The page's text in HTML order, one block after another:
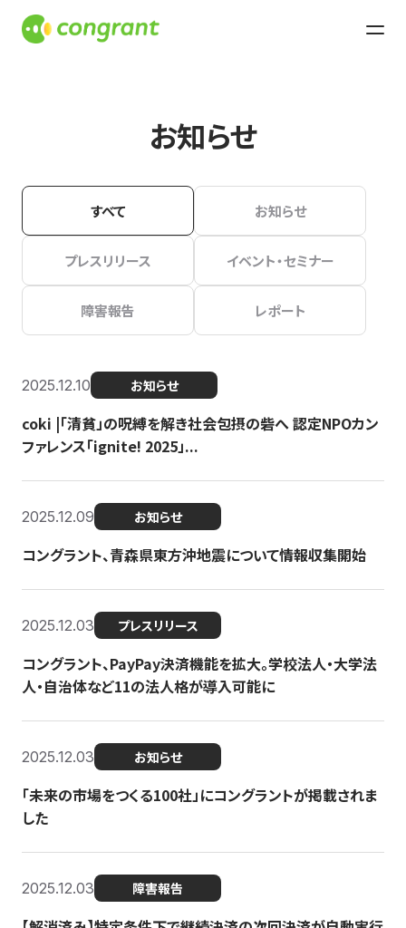
お知らせ
すべて お知らせ
プレスリリース イベント・セミナー
障害報告 レポート
2025.12.10 お知らせ
coki |「清貧」の呪縛を解き社会包摂の砦へ 認定NPOカン
ファレンス「ignite! 2025」...
2025.12.09 お知らせ
コングラント、青森県東方沖地震について情報収集開始
2025.12.03 プレスリリース
コングラント、PayPay決済機能を拡大。学校法人・大学法
人・自治体など11の法人格が導入可能に
2025.12.03 お知らせ
「未来の市場をつくる100社」にコングラントが掲載されま
した
2025.12.03 障害報告